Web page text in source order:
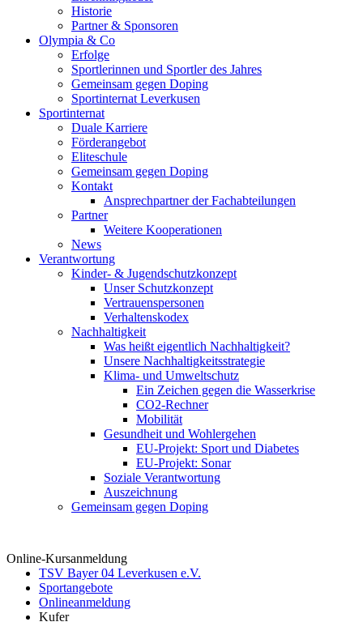
Historie
Partner & Sponsoren
Olympia & Co
Erfolge
Sportlerinnen und Sportler des Jahres
Gemeinsam gegen Doping
Sportinternat Leverkusen
Sportinternat
Duale Karriere
Förderangebot
Eliteschule
Gemeinsam gegen Doping
Kontakt
Ansprechpartner der Fachabteilungen
Partner
Weitere Kooperationen
News
Verantwortung
Kinder- & Jugendschutzkonzept
Unser Schutzkonzept
Vertrauenspersonen
Verhaltenskodex
Nachhaltigkeit
Was heißt eigentlich Nachhaltigkeit?
Unsere Nachhaltigkeitsstrategie
Klima- und Umweltschutz
Ein Zeichen gegen die Wasserkrise
CO2-Rechner
Mobilität
Gesundheit und Wohlergehen
EU-Projekt: Sport und Diabetes
EU-Projekt: Sonar
Soziale Verantwortung
Auszeichnung
Gemeinsam gegen Doping
Online-Kursanmeldung
TSV Bayer 04 Leverkusen e.V.
Sportangebote
Onlineanmeldung
Kufer